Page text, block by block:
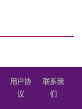
用户协
议
联系我
们